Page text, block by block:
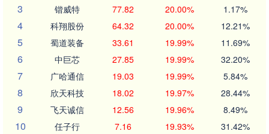
3 锴威特 77.82 20.00% 1.17%
4 科翔股份 64.32 20.00% 12.21%
5 蜀道装备 33.61 19.99% 11.69%
6 中巨芯 27.85 19.99% 32.20%
7 广哈通信 19.03 19.99% 5.84%
8 欣天科技 18.02 19.97% 28.44%
9 飞天诚信 12.56 19.96% 8.49%
10 任子行 7.16 19.93% 31.42%